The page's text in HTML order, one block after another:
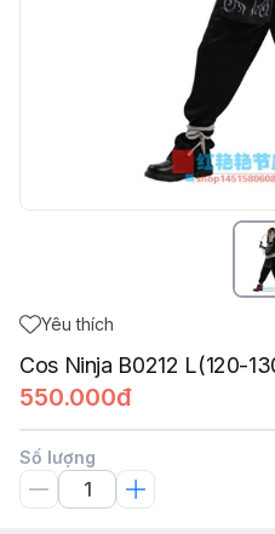
Yêu thích
Cos Ninja B0212 L(120-
550.000đ
Số lượng